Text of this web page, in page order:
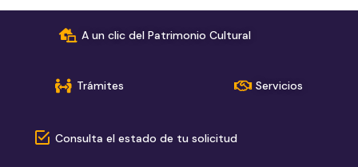
A un clic del Patrimonio Cultural
Trámites Servicios
Consulta el estado de tu solicitud